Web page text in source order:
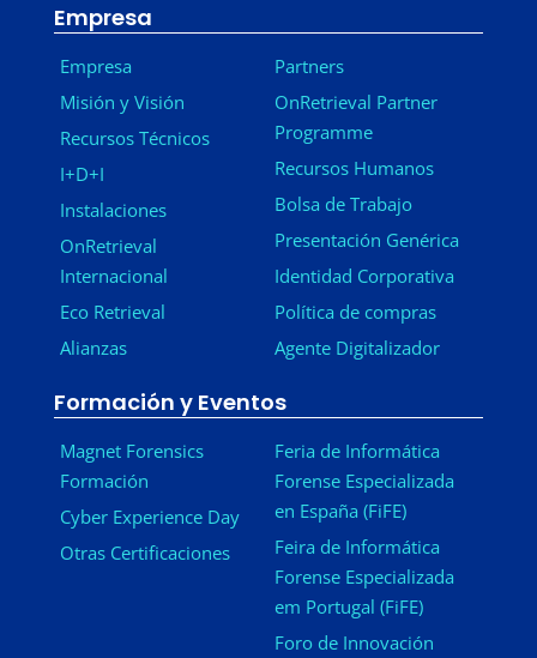
Empresa
Empresa
Misión y Visión
Recursos Técnicos
I+D+I
Instalaciones
OnRetrieval
Internacional
Eco Retrieval
Alianzas
Partners
OnRetrieval Partner
Programme
Recursos Humanos
Bolsa de Trabajo
Presentación Genérica
Identidad Corporativa
Política de compras
Agente Digitalizador
Formación y Eventos
Magnet Forensics
Formación
Cyber Experience Day
Otras Certificaciones
Feria de Informática
Forense Especializada
en España (FiFE)
Feira de Informática
Forense Especializada
em Portugal (FiFE)
Foro de Innovación